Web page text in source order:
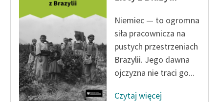
feministycznej
Kolekcje edukacyjne
twórców przechodzących
do domeny publicznej,
lektur szkolnych oraz
Starego Testamentu
Niemiec — to ogromna
siła pracownicza na
pustych przestrzeniach
Brazylii. Jego dawna
ojczyzna nie traci go...
Czytaj więcej